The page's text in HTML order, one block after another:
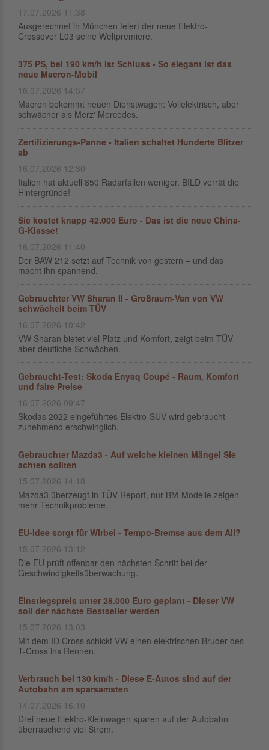
17.07.2026 11:38
Ausgerechnet in München feiert der neue Elektro-
Crossover L03 seine Weltpremiere.
375 PS, bei 190 km/h ist Schluss - So elegant ist das
neue Macron-Mobil
16.07.2026 14:57
Macron bekommt neuen Dienstwagen: Vollelektrisch, aber
schwächer als Merz‘ Mercedes.
Zertifizierungs-Panne - Italien schaltet Hunderte Blitzer
ab
16.07.2026 12:30
Italien hat aktuell 850 Radarfallen weniger. BILD verrät die
Hintergründe!
Sie kostet knapp 42.000 Euro - Das ist die neue China-
G-Klasse!
16.07.2026 11:40
Der BAW 212 setzt auf Technik von gestern – und das
macht ihn spannend.
Gebrauchter VW Sharan II - Großraum-Van von VW
schwächelt beim TÜV
16.07.2026 10:42
VW Sharan bietet viel Platz und Komfort, zeigt beim TÜV
aber deutliche Schwächen.
Gebraucht-Test: Skoda Enyaq Coupé - Raum, Komfort
und faire Preise
16.07.2026 09:47
Skodas 2022 eingeführtes Elektro-SUV wird gebraucht
zunehmend erschwinglich.
Gebrauchter Mazda3 - Auf welche kleinen Mängel Sie
achten sollten
15.07.2026 14:18
Mazda3 überzeugt in TÜV-Report, nur BM-Modelle zeigen
mehr Technikprobleme.
EU-Idee sorgt für Wirbel - Tempo-Bremse aus dem All?
15.07.2026 13:12
Die EU prüft offenbar den nächsten Schritt bei der
Geschwindigkeitsüberwachung.
Einstiegspreis unter 28.000 Euro geplant - Dieser VW
soll der nächste Bestseller werden
15.07.2026 13:03
Mit dem ID.Cross schickt VW einen elektrischen Bruder des
T-Cross ins Rennen.
Verbrauch bei 130 km/h - Diese E-Autos sind auf der
Autobahn am sparsamsten
14.07.2026 16:10
Drei neue Elektro-Kleinwagen sparen auf der Autobahn
überraschend viel Strom.